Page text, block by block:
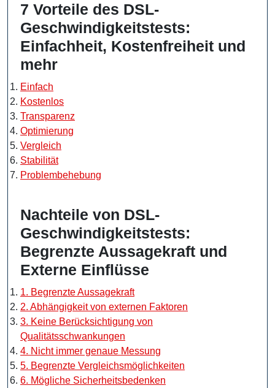
7 Vorteile des DSL-
Geschwindigkeitstests:
Einfachheit, Kostenfreiheit und
mehr
Einfach
Kostenlos
Transparenz
Optimierung
Vergleich
Stabilität
Problembehebung
Nachteile von DSL-
Geschwindigkeitstests:
Begrenzte Aussagekraft und
Externe Einflüsse
1. Begrenzte Aussagekraft
2. Abhängigkeit von externen Faktoren
3. Keine Berücksichtigung von
Qualitätsschwankungen
4. Nicht immer genaue Messung
5. Begrenzte Vergleichsmöglichkeiten
6. Mögliche Sicherheitsbedenken